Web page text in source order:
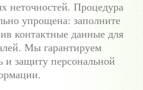
неточностей. Процедура
упрощена: заполните
контактные данные для
Мы гарантируем
и защиту персональной